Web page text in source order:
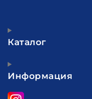
Каталог
Информация